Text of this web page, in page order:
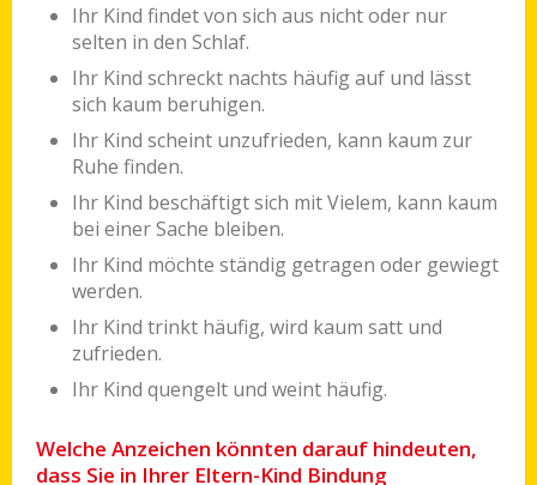
Ihr Kind findet von sich aus nicht oder nur
selten in den Schlaf.
Ihr Kind schreckt nachts häufig auf und lässt
sich kaum beruhigen.
Ihr Kind scheint unzufrieden, kann kaum zur
Ruhe finden.
Ihr Kind beschäftigt sich mit Vielem, kann kaum
bei einer Sache bleiben.
Ihr Kind möchte ständig getragen oder gewiegt
werden.
Ihr Kind trinkt häufig, wird kaum satt und
zufrieden.
Ihr Kind quengelt und weint häufig.
Welche Anzeichen könnten darauf hindeuten,
dass Sie in Ihrer Eltern-Kind Bindung